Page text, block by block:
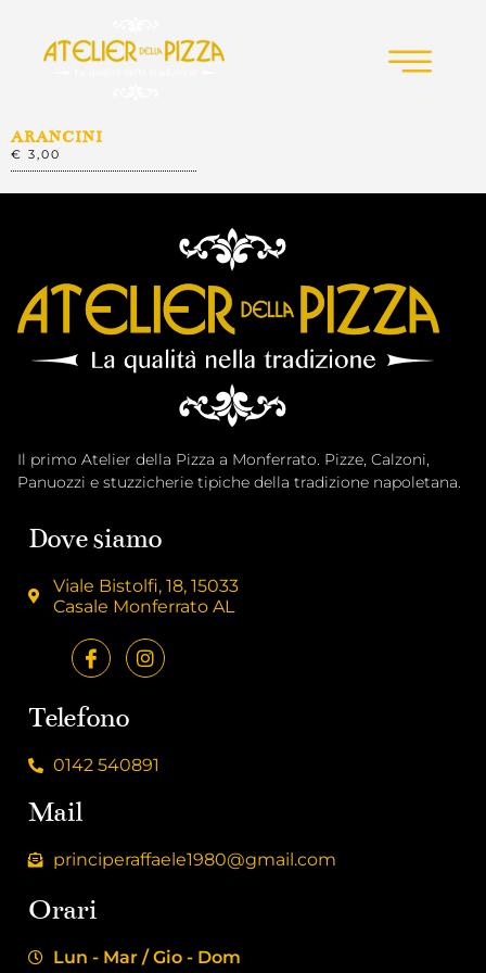
ARANCINI
€ 3,00
Il primo Atelier della Pizza a Monferrato. Pizze, Calzoni,
Panuozzi e stuzzicherie tipiche della tradizione napoletana.
Dove siamo
Viale Bistolfi, 18, 15033
Casale Monferrato AL
Telefono
0142 540891
Mail
principeraffaele1980@gmail.com
Orari
Lun - Mar / Gio - Dom